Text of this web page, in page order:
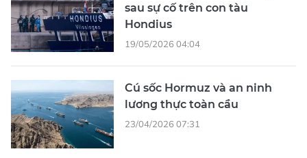
sau sự cố trên con tàu
Hondius
19/05/2026 04:04
Cú sốc Hormuz và an ninh
lương thực toàn cầu
23/04/2026 07:31